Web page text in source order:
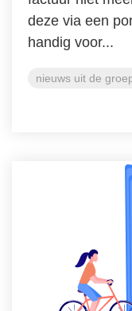
deze via een
handig voor...
nieuws uit de